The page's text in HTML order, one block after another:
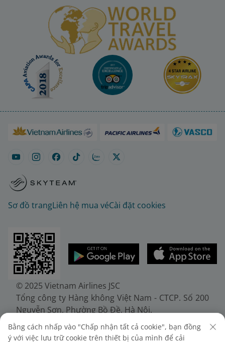
Sơ đồ trangLiên hệ mua véCài đặt cookies
© 2025 Vietnam Airlines JSC
Tổng công ty Hàng không Việt Nam - CTCP. Số 200
Nguyễn Sơn, Phường Bồ Đề, Hà Nội.
Điện thoại: (+84-24) 38272289. Fax: (+84-24)
38722375
Bằng cách nhấp vào "Chấp nhận tất cả cookie", bạn đồng
ý với việc lưu trữ cookie trên thiết bị của mình để cải